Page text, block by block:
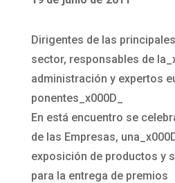
Dirigentes de las
sector, responsables de
administración y expertos
ponentes_x000D_
En está encuentro se
de las Empresas,
exposición de productos y
para la entrega de premios